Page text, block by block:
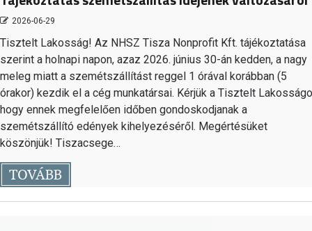
2026-06-29
Tisztelt Lakosság! Az NHSZ Tisza Nonprofit Kft. tájékoztatása
szerint a holnapi napon, azaz 2026. június 30-án kedden, a nagy
meleg miatt a szemétszállítást reggel 1 órával korábban (5
órakor) kezdik el a cég munkatársai. Kérjük a Tisztelt
hogy ennek megfelelően időben gondoskodjanak a
szemétszállító edények kihelyezéséről. Megértésüket
köszönjük! Tiszacsege…
TOVÁBB